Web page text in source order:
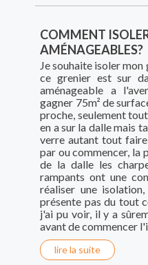
COMMENT
AMÉNAGEABLES?
Je souhaite isoler mon
ce grenier est sur
aménageable a
gagner 75m² de
proche, seulement
en a sur la dalle mais
verre autant tout faire
par ou commencer, la
de la dalle les
rampants ont une
réaliser une
présente pas du tout
j'ai pu voir, il y a
avant de commencer
lire la suite